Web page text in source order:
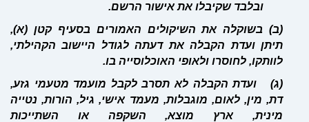
ובלבד שקיבלו את אישור הרשם.
(ב) בשוקלה את השיקולים האמורים בסעיף קטן (א),
תיתן ועדת הקבלה את דעתה לגודל היישוב הקהילתי,
לוותקו, לחוסרו ולאופי האוכלוסייה בו.
(ג) ועדת הקבלה לא תסרב לקבל מועמד מטעמי גזע,
דת, מין, לאום, מוגבלות, מעמד אישי, גיל, הורות, נטייה
מינית, ארץ מוצא, השקפה או השתייכות